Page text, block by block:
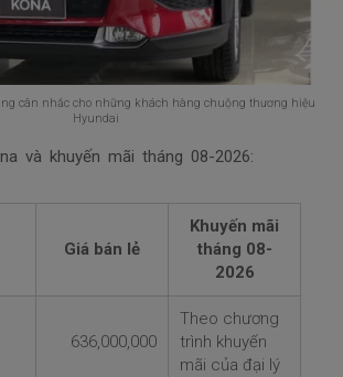
cân nhắc cho những khách hàng chuộng thương hiệu
Hyundai
và khuyến mãi tháng 08-2026:
Giá bán lẻ
Khuyến mãi
tháng 08-
2026
636,000,000
Theo chương
trình khuyến
mãi của đại lý